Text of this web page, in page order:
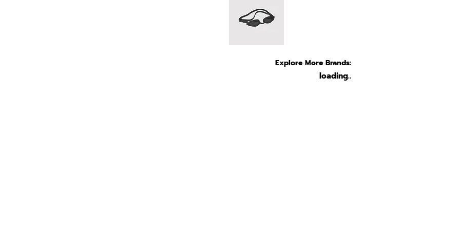
Explore More Brands:
loading..